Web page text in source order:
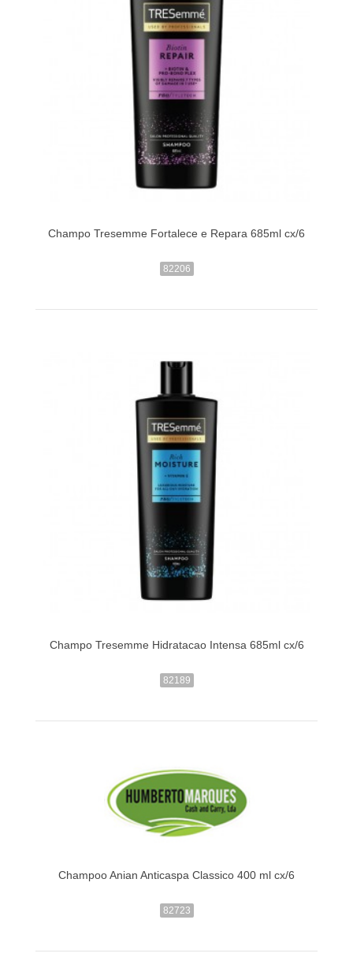
Champo Tresemme Fortalece e Repara 685ml cx/6
82206
Champo Tresemme Hidratacao Intensa 685ml cx/6
82189
Champoo Anian Anticaspa Classico 400 ml cx/6
82723